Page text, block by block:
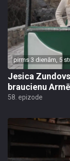
pirms 3 dienām, 5
Jesica
braucienu
58. epizode